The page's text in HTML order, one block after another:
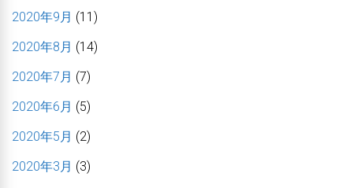
2020年9月 (11)
2020年8月 (14)
2020年7月 (7)
2020年6月 (5)
2020年5月 (2)
2020年3月 (3)